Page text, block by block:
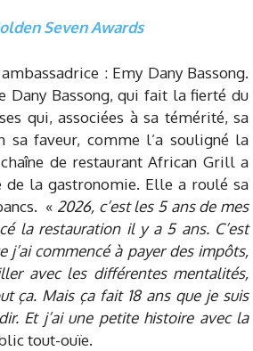
Seven Awards
: Emy Dany Bassong.
Dany Bassong, qui fait la fierté du
qui, associées à sa témérité, sa
faveur, comme l’a souligné la
de restaurant African Grill a
de la gastronomie. Elle a roulé sa
« 2026, c’est les 5 ans de mes
la restauration il y a 5 ans. C’est
commencé à payer des impôts,
avec les différentes mentalités,
ça. Mais ça fait 18 ans que je suis
Et j’ai une petite histoire avec la
tout-ouïe.